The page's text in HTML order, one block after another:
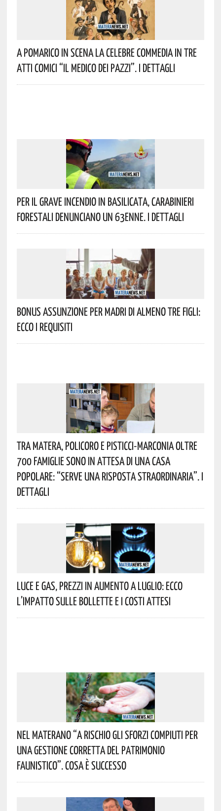
A Pomarico In Scena La Celebre Commedia In Tre
Atti Comici “Il Medico Dei Pazzi”. I Dettagli
Per Il Grave Incendio In Basilicata, Carabinieri
Forestali Denunciano Un 63enne. I Dettagli
Bonus Assunzione Per Madri Di Almeno Tre Figli:
Ecco I Requisiti
Tra Matera, Policoro E Pisticci-Marconia Oltre
700 Famiglie Sono In Attesa Di Una Casa
Popolare: “serve Una Risposta Straordinaria”. I
Dettagli
Luce E Gas, Prezzi In Aumento A Luglio: Ecco
L’impatto Sulle Bollette E I Costi Attesi
Nel Materano “a Rischio Gli Sforzi Compiuti Per
Una Gestione Corretta Del Patrimonio
Faunistico”. Cosa È Successo